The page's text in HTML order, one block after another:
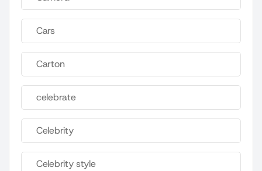
Cars
Carton
celebrate
Celebrity
Celebrity style